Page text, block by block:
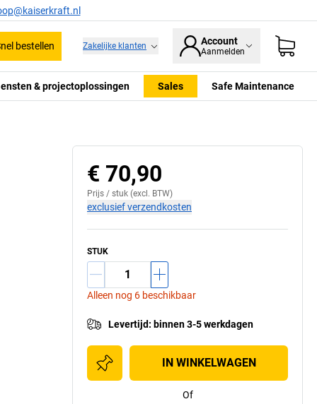
bestellen Zakelijke klanten Account
Aanmelden
& projectoplossingen Sales Safe Maintenance
€ 70,90
Prijs / stuk (excl. BTW)
exclusief verzendkosten
STUK
Alleen nog 6 beschikbaar
Levertijd: binnen 3-5 werkdagen
IN WINKELWAGEN
Of